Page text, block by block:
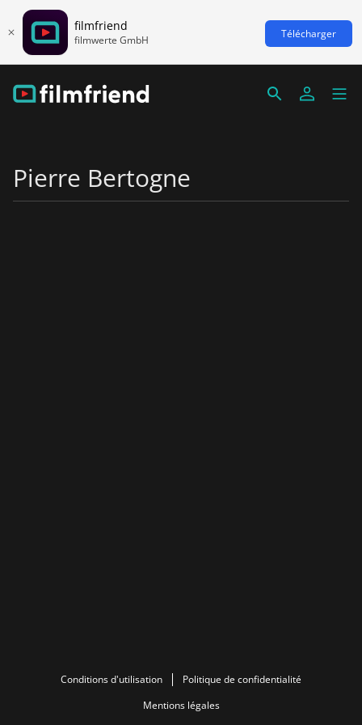
filmfriend
filmwerte GmbH Télécharger
Pierre Bertogne
Conditions d'utilisation
Politique de confidentialité
Mentions légales